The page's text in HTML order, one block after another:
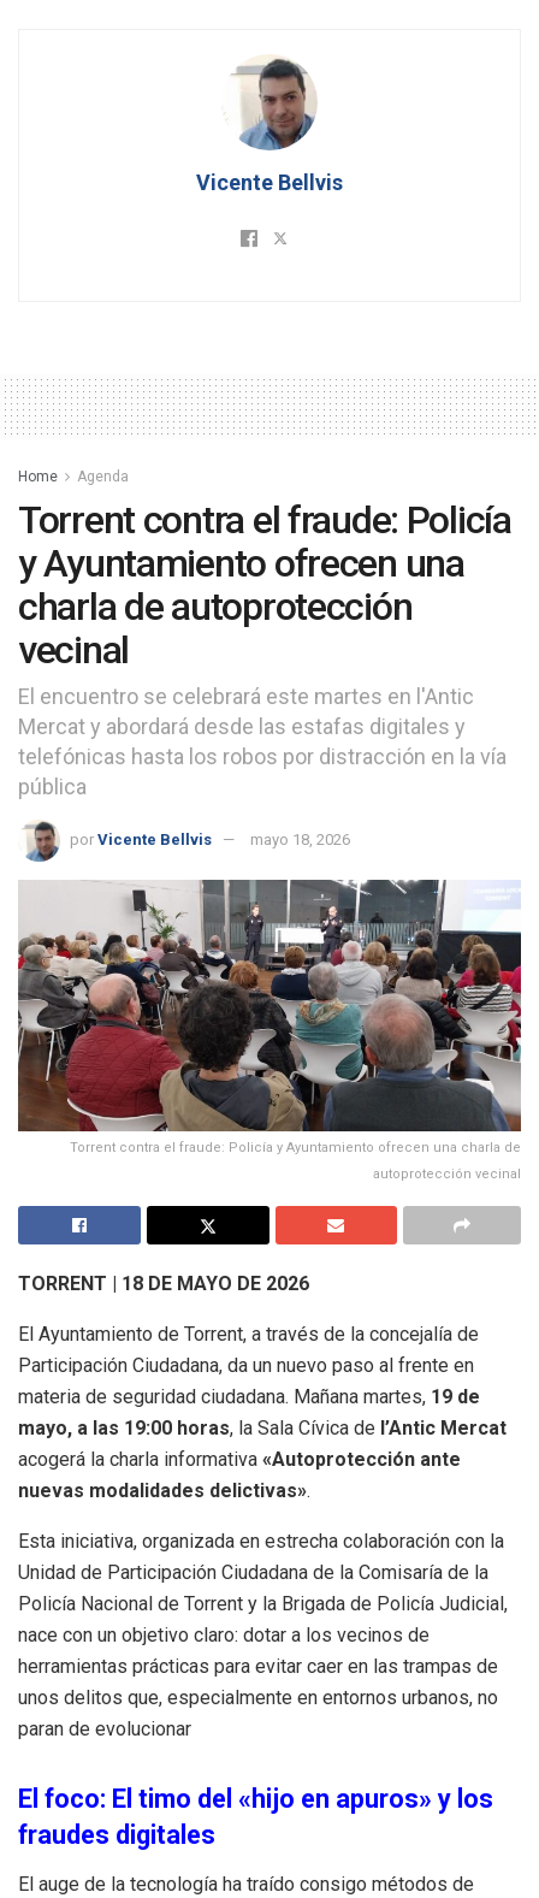
Vicente Bellvis
Home Agenda
Torrent contra el fraude: Policía
y Ayuntamiento ofrecen una
charla de autoprotección
vecinal
El encuentro se celebrará este martes en l'Antic
Mercat y abordará desde las estafas digitales y
telefónicas hasta los robos por distracción en la vía
pública
por Vicente Bellvis mayo 18, 2026
Torrent contra el fraude: Policía y Ayuntamiento ofrecen una charla de
autoprotección vecinal
TORRENT | 18 DE MAYO DE 2026
El Ayuntamiento de Torrent, a través de la concejalía de
Participación Ciudadana, da un nuevo paso al frente en
materia de seguridad ciudadana. Mañana martes, 19 de
mayo, a las 19:00 horas, la Sala Cívica de l’Antic Mercat
acogerá la charla informativa «Autoprotección ante
nuevas modalidades delictivas».
Esta iniciativa, organizada en estrecha colaboración con la
Unidad de Participación Ciudadana de la Comisaría de la
Policía Nacional de Torrent y la Brigada de Policía Judicial,
nace con un objetivo claro: dotar a los vecinos de
herramientas prácticas para evitar caer en las trampas de
unos delitos que, especialmente en entornos urbanos, no
paran de evolucionar
El foco: El timo del «hijo en apuros» y los
fraudes digitales
El auge de la tecnología ha traído consigo métodos de